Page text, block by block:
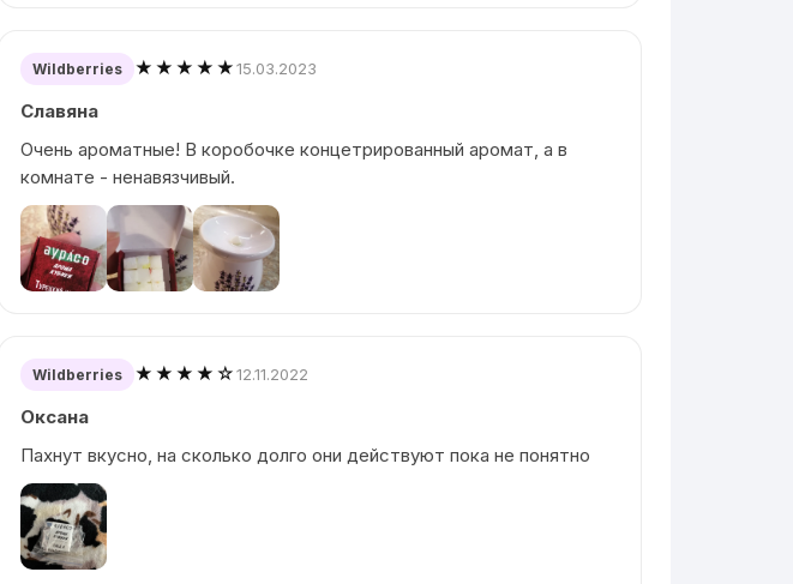
Wildberries ★★★★★15.03.2023
Славяна
Очень ароматные! В коробочке концетрированный аромат, а в
комнате - ненавязчивый.
Wildberries ★★★★☆12.11.2022
Оксана
Пахнут вкусно, на сколько долго они действуют пока не понятно